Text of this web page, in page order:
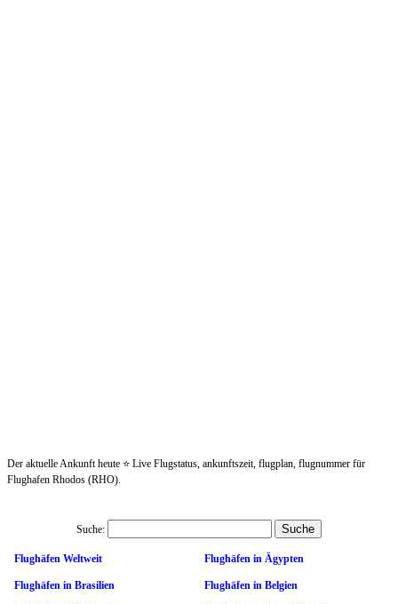
Der aktuelle Ankunft heute ⭐ Live Flugstatus, ankunftszeit, flugplan, flugnummer für
Flughafen Rhodos (RHO).
Suche:
Flughäfen Weltweit Flughäfen in Ägypten
Flughäfen in Brasilien Flughäfen in Belgien